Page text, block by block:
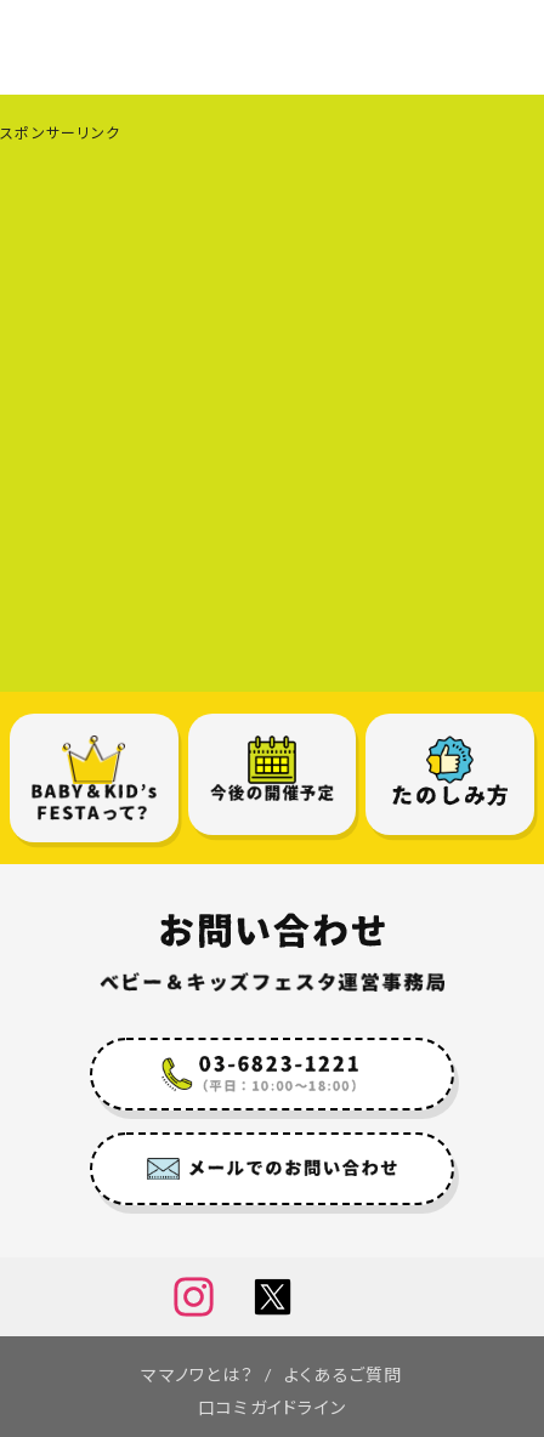
スポンサーリンク
ママノワとは？
よくあるご質問
口コミガイドライン